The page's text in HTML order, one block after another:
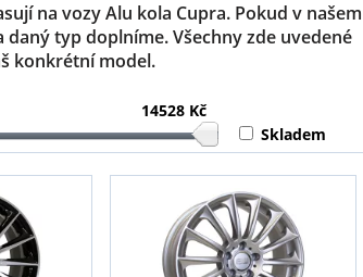
na vozy Alu kola Cupra. Pokud v našem
typ doplníme. Všechny zde uvedené
konkrétní model.
14528 Kč
Skladem